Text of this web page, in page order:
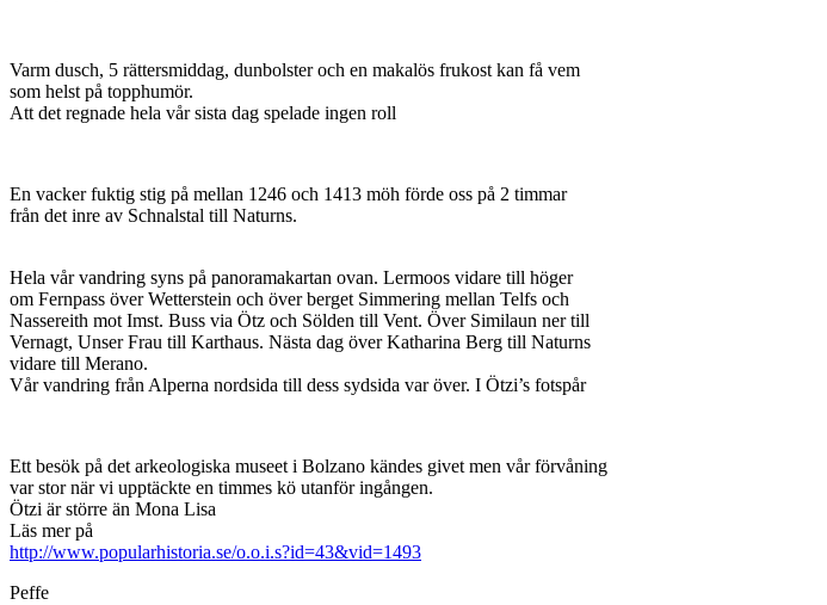
Varm dusch, 5 rättersmiddag, dunbolster och en makalös frukost kan få vem
som helst på topphumör.
Att det regnade hela vår sista dag spelade ingen roll
En vacker fuktig stig på mellan 1246 och 1413 möh förde oss på 2 timmar
från det inre av Schnalstal till Naturns.
Hela vår vandring syns på panoramakartan ovan. Lermoos vidare till höger
om Fernpass över Wetterstein och över berget Simmering mellan Telfs och
Nassereith mot Imst. Buss via Ötz och Sölden till Vent. Över Similaun ner till
Vernagt, Unser Frau till Karthaus. Nästa dag över Katharina Berg till Naturns
vidare till Merano.
Vår vandring från Alperna nordsida till dess sydsida var över. I Ötzi’s fotspår
Ett besök på det arkeologiska museet i Bolzano kändes givet men vår förvåning
var stor när vi upptäckte en timmes kö utanför ingången.
Ötzi är större än Mona Lisa
Läs mer på
http://www.popularhistoria.se/o.o.i.s?id=43&vid=1493
Peffe